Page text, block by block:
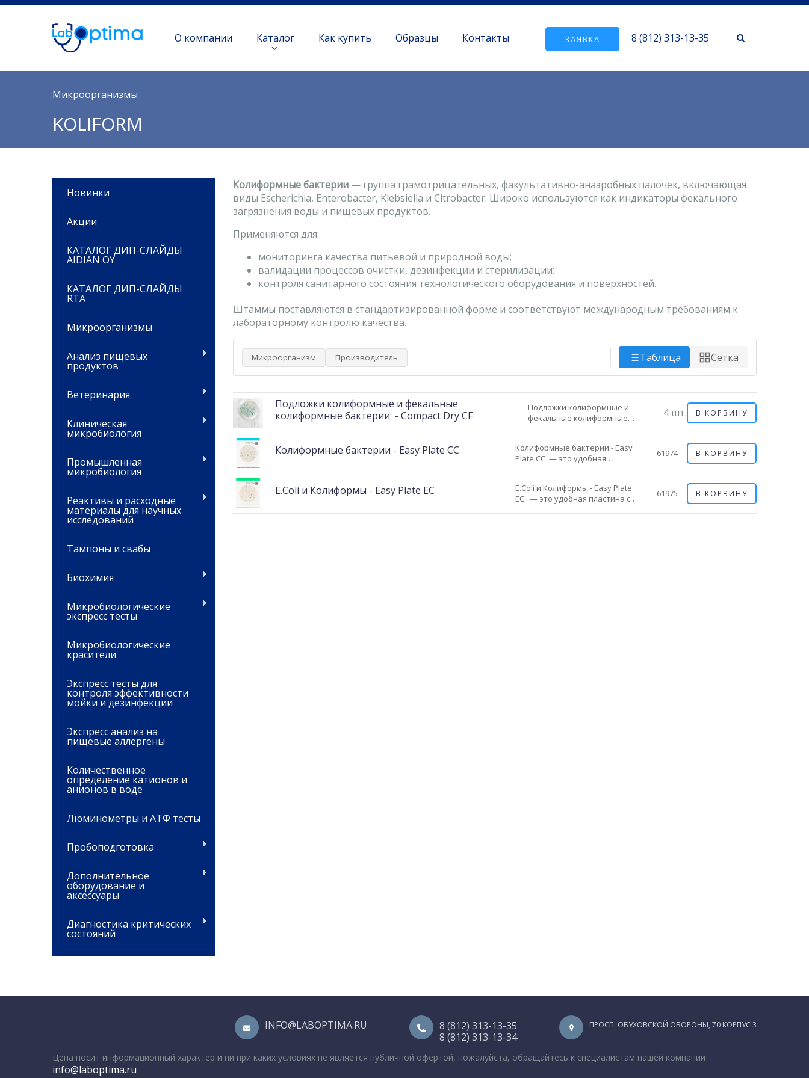
О компании Каталог Как купить Образцы Контакты ЗАЯВКА 8 (812) 313-13-35
Вы здесь
Микроорганизмы
KOLIFORM
Новинки
Акции
КАТАЛОГ ДИП-СЛАЙДЫ
AIDIAN OY
КАТАЛОГ ДИП-СЛАЙДЫ
RTA
Микроорганизмы
Анализ пищевых
продуктов
Ветеринария
Клиническая
микробиология
Промышленная
микробиология
Реактивы и расходные
материалы для научных
исследований
Тампоны и свабы
Биохимия
Микробиологические
экспресс тесты
Микробиологические
красители
Экспресс тесты для
контроля эффективности
мойки и дезинфекции
Экспресс анализ на
пищевые аллергены
Количественное
определение катионов и
анионов в воде
Люминометры и АТФ тесты
Пробоподготовка
Дополнительное
оборудование и
аксессуары
Диагностика критических
состояний
Колиформные бактерии — группа грамотрицательных, факультативно-анаэробных палочек, включающая
виды Escherichia, Enterobacter, Klebsiella и Citrobacter. Широко используются как индикаторы фекального
загрязнения воды и пищевых продуктов.
Применяются для:
мониторинга качества питьевой и природной воды;
валидации процессов очистки, дезинфекции и стерилизации;
контроля санитарного состояния технологического оборудования и поверхностей.
Штаммы поставляются в стандартизированной форме и соответствуют международным требованиям к
лабораторному контролю качества.
Микроорганизм Производитель Таблица Сетка
Подложки колиформные и фекальные
колиформные бактерии - Compact Dry CF
Подложки колиформные и
фекальные колиформные
хромогенная среда для
идентификации бактерий
колиформной группы. Благодаря
хромогенным...
4 шт. В КОРЗИНУ
Колиформные бактерии - Easy Plate CC
Колиформные бактерии - Easy
Plate CC​ — это удобная
и подсчета колиформ.
Хромогенный субстрат,
позволяет колиформам...
61974 В КОРЗИНУ
E.Coli и Колиформы - Easy Plate EC
E.Coli и Колиформы - Easy Plate
EC ​ — это удобная пластина со
61975 В КОРЗИНУ
INFO@LABOPTIMA.RU
8 (812) 313-13-35
8 (812) 313-13-34
ПРОСП. ОБУХОВСКОЙ ОБОРОНЫ, 70 КОРПУС 3
Цена носит информационный характер и ни при каких условиях не является публичной офертой, пожалуйста, обращайтесь к специалистам нашей компании
info@laboptima.ru